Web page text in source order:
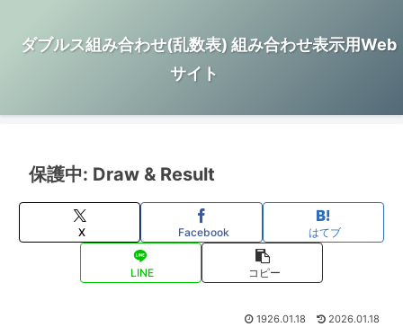
ダブルス組み合わせ(乱数表) 組み合わせ表示用Web
サイト
保護中: Draw & Result
X Facebook はてブ
LINE コピー
1926.01.18 2026.01.18